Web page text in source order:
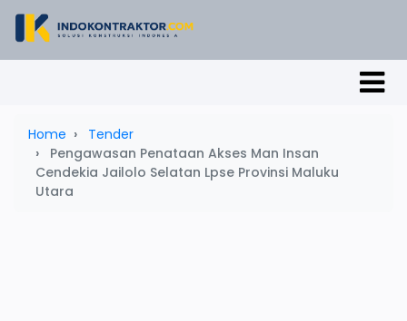
Home
Tender
Pengawasan Penataan Akses Man Insan
Cendekia Jailolo Selatan Lpse Provinsi Maluku
Utara